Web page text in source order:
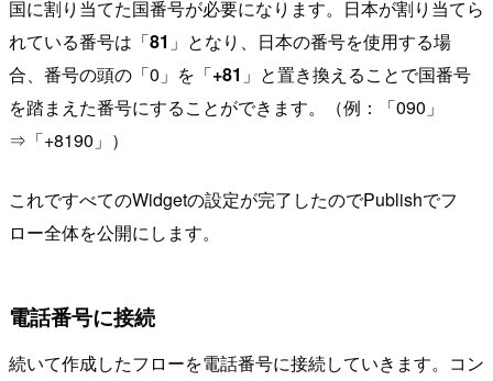
国に割り当てた国番号が必要になります。日本が割り当てら
れている番号は「81 」となり、日本の番号を使用する場
合、番号の頭の「0」を「+81 」と置き換えることで国番号
を踏まえた番号にすることができます。（例：「090」
⇒「+8190」）
これですべてのWidgetの設定が完了したのでPublishでフ
ロー全体を公開にします。
電話番号に接続
続いて作成したフローを電話番号に接続していきます。コン